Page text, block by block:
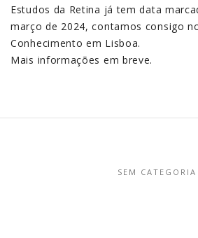
Estudos da Retina já tem data
março de 2024, contamos consigo
Conhecimento em Lisboa.
Mais informações em breve.
SEM CATEGORIA